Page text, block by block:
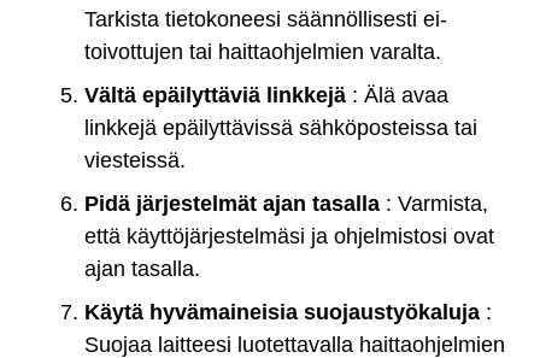
Tarkista tietokoneesi säännöllisesti ei-
toivottujen tai haittaohjelmien varalta.
Vältä epäilyttäviä linkkejä : Älä avaa
linkkejä epäilyttävissä sähköposteissa tai
viesteissä.
Pidä järjestelmät ajan tasalla : Varmista,
että käyttöjärjestelmäsi ja ohjelmistosi ovat
ajan tasalla.
Käytä hyvämaineisia suojaustyökaluja :
Suojaa laitteesi luotettavalla haittaohjelmien